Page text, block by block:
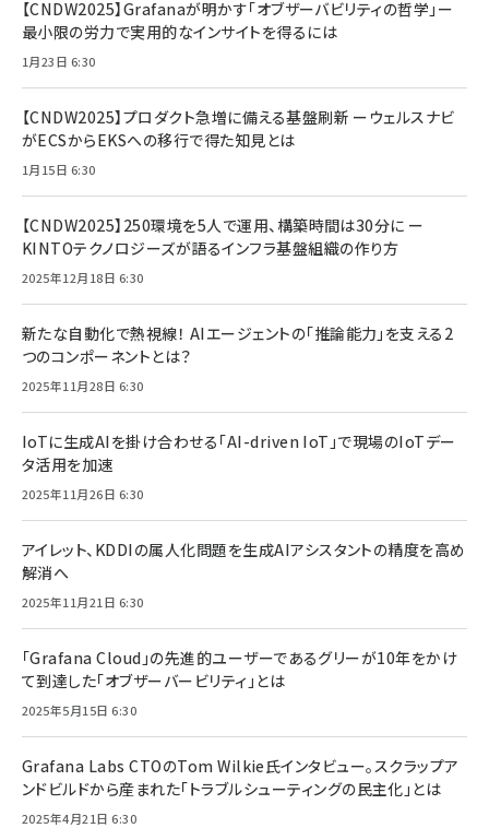
【CNDW2025】Grafanaが明かす「オブザーバビリティの哲学」ー
最小限の労力で実用的なインサイトを得るには
1月23日 6:30
【CNDW2025】プロダクト急増に備える基盤刷新 ーウェルスナビ
がECSからEKSへの移行で得た知見とは
1月15日 6:30
【CNDW2025】250環境を5人で運用、構築時間は30分に ー
KINTOテクノロジーズが語るインフラ基盤組織の作り方
2025年12月18日 6:30
新たな自動化で熱視線！ AIエージェントの「推論能力」を支える2
つのコンポーネントとは？
2025年11月28日 6:30
IoTに生成AIを掛け合わせる「AI-driven IoT」で現場のIoTデー
タ活用を加速
2025年11月26日 6:30
アイレット、KDDIの属人化問題を生成AIアシスタントの精度を高め
解消へ
2025年11月21日 6:30
「Grafana Cloud」の先進的ユーザーであるグリーが10年をかけ
て到達した「オブザーバービリティ」とは
2025年5月15日 6:30
Grafana Labs CTOのTom Wilkie氏インタビュー。スクラップア
ンドビルドから産まれた「トラブルシューティングの民主化」とは
2025年4月21日 6:30